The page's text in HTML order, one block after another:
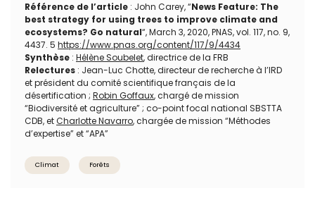
Référence de l’article : John Carey, “News Feature: The
best strategy for using trees to improve climate and
ecosystems? Go natural“, March 3, 2020, PNAS, vol. 117, no. 9,
4437. 5 https://www.pnas.org/content/117/9/4434
Synthèse : Hélène Soubelet, directrice de la FRB
Relectures : Jean-Luc Chotte, directeur de recherche à l’IRD
et président du comité scientifique français de la
désertification ; Robin Goffaux, chargé de mission
“Biodiversité et agriculture” ; co-point focal national SBSTTA
CDB, etCharlotte Navarro, chargée de mission “Méthodes
d’expertise” et “APA”
Climat Forêts